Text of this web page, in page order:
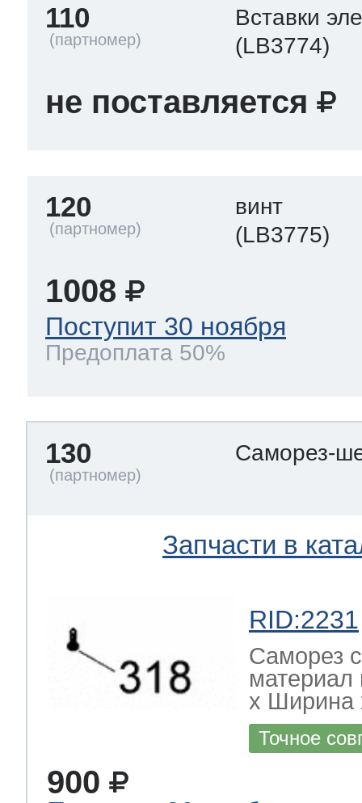
110
Вставки
(LB3774)
не поставляется
120
винт
(LB3775)
1008
Поступит 30 ноября
Предоплата 50%
130 Саморез-
Запчасти в
RID:2231
Саморез
х Ширина
Точное
900